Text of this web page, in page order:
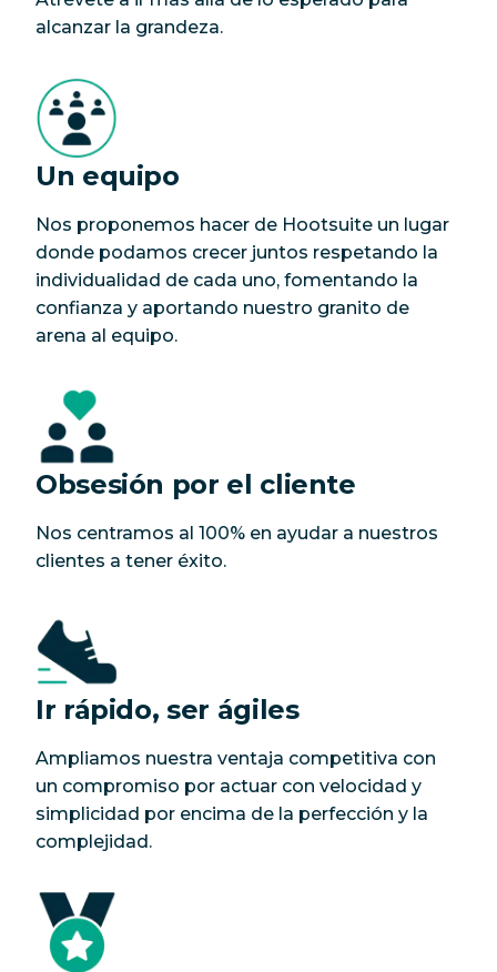
alcanzar la grandeza.
Un equipo
Nos proponemos hacer de Hootsuite un lugar
donde podamos crecer juntos respetando la
individualidad de cada uno, fomentando la
confianza y aportando nuestro granito de
arena al equipo.
Obsesión por el cliente
Nos centramos al 100% en ayudar a nuestros
clientes a tener éxito.
Ir rápido, ser ágiles
Ampliamos nuestra ventaja competitiva con
un compromiso por actuar con velocidad y
simplicidad por encima de la perfección y la
complejidad.